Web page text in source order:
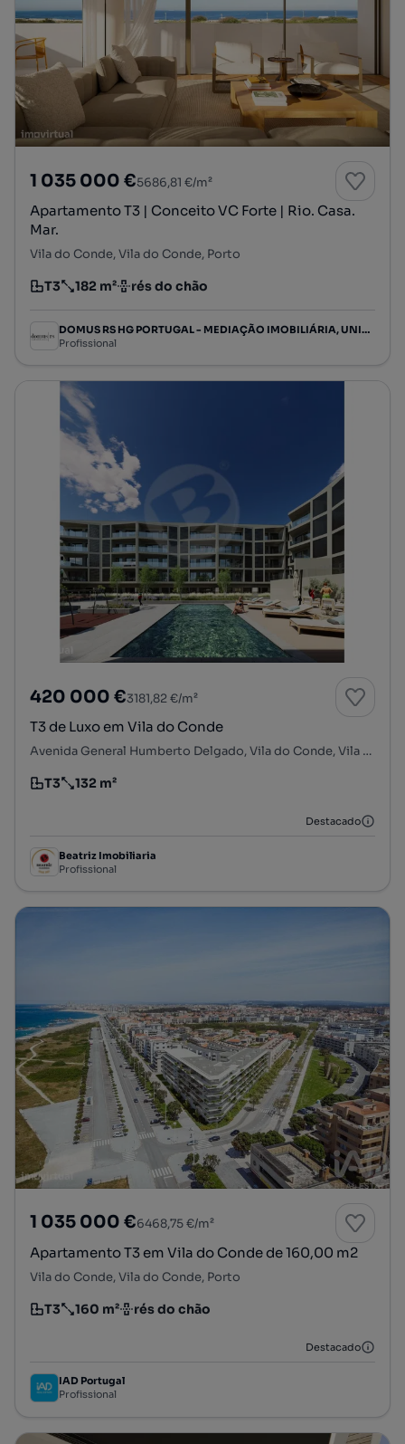
1 035 000 €5686,81 €/m²
Apartamento T3 | Conceito VC Forte | Rio. Casa.
Mar.
Vila do Conde, Vila do Conde, Porto
Tipologia
T3
Preço por metro quadrado
182 m²
Andar rés do chão
DOMUS RS HG PORTUGAL - MEDIAÇÃO IMOBILIÁRIA, UNIPESSOAL LDA
Profissional
420 000 €3181,82 €/m²
T3 de Luxo em Vila do Conde
Avenida General Humberto Delgado, Vila do Conde, Vila do Conde, Porto
Tipologia
T3
Preço por metro quadrado
132 m²
Destacado
Beatriz Imobiliaria
Profissional
1 035 000 €6468,75 €/m²
Apartamento T3 em Vila do Conde de 160,00 m2
Vila do Conde, Vila do Conde, Porto
Tipologia
T3
Preço por metro quadrado
160 m²
Andar rés do chão
Destacado
IAD Portugal
Profissional